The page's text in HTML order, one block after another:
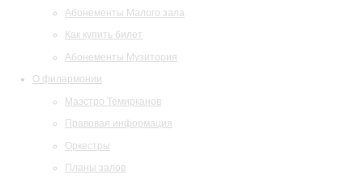
Абонементы Малого зала
Как купить билет
Абонементы Музитория
О филармонии
Маэстро Темирканов
Правовая информация
Оркестры
Планы залов